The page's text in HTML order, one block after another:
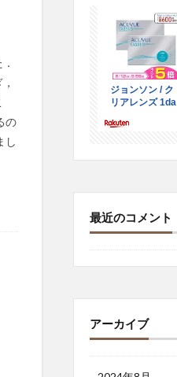
の
し
最近のコメント
アーカイブ